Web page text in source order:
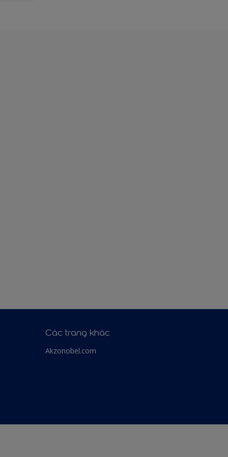
Các trang khác
Akzonobel.com